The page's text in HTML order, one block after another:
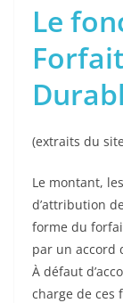
Le
(extraits du
Le montant,
d’attribution
forme du
par un accord
À défaut
charge de ces